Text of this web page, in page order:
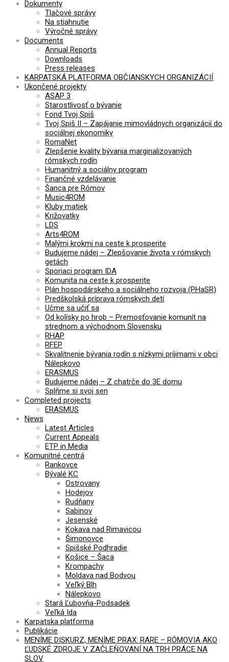
Dokumenty
Tlačové správy
Na stiahnutie
Výročné správy
Documents
Annual Reports
Downloads
Press releases
KARPATSKÁ PLATFORMA OBČIANSKYCH ORGANIZÁCIÍ
Ukončené projekty
ASAP 3
Starostlivosť o bývanie
Fond Tvoj Spiš
Tvoj Spiš II – Zapájanie mimovládnych organizácií do
sociálnej ekonomiky
RomaNet
Zlepšenie kvality bývania marginalizovaných
rómskych rodín
Humanitný a sociálny program
Finančné vzdelávanie
Šanca pre Rómov
Music4ROM
Kluby matiek
Križovatky
LDS
Arts4ROM
Malými krokmi na ceste k prosperite
Budujeme nádej – Zlepšovanie života v rómskych
getách
Sporiaci program IDA
Komunita na ceste k prosperite
Plán hospodárskeho a sociálneho rozvoja (PHaSR)
Predškolská príprava rómskych detí
Učme sa učiť sa
Od kolísky po hrob – Premosťovanie komunít na
strednom a východnom Slovensku
RHAP
RFEP
Skvalitnenie bývania rodín s nízkymi príjimami v obci
Nálepkovo
ERASMUS
Budujeme nádej – Z chatrče do 3E domu
Splňme si svoj sen
Completed projects
ERASMUS
News
Latest Articles
Current Appeals
ETP in Media
Komunitné centrá
Rankovce
Bývalé KC
Ostrovany
Hodejov
Rudňany
Sabinov
Jesenské
Kokava nad Rimavicou
Šimonovce
Spišské Podhradie
Košice – Šaca
Krompachy
Moldava nad Bodvou
Veľký Blh
Nálepkovo
Stará Ľubovňa-Podsadek
Veľká Ida
Karpatska platforma
Publikácie
MENÍME DISKURZ, MENÍME PRAX: RARE – RÓMOVIA AKO
ĽUDSKÉ ZDROJE V ZAČLEŇOVANÍ NA TRH PRÁCE NA
SLOV